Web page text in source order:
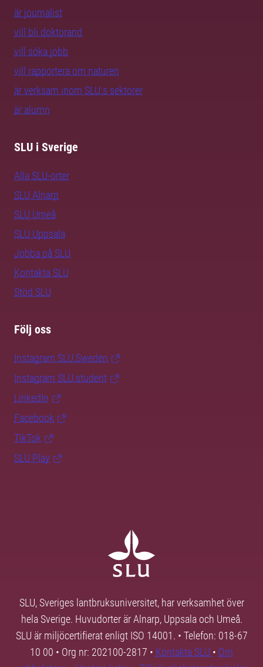
är journalist
vill bli doktorand
vill söka jobb
vill rapportera om naturen
är verksam inom SLU:s sektorer
är alumn
SLU i Sverige
Alla SLU-orter
SLU Alnarp
SLU Umeå
SLU Uppsala
Jobba på SLU
Kontakta SLU
Stöd SLU
Följ oss
Instagram SLU.Sweden
Instagram SLU.student
LinkedIn
Facebook
TikTok
SLU Play
SLU, Sveriges lantbruksuniversitet, har verksamhet över
hela Sverige. Huvudorter är Alnarp, Uppsala och Umeå.
SLU är miljöcertifierat enligt ISO 14001. • Telefon: 018-67
10 00 • Org nr: 202100-2817 • Kontakta SLU • Om